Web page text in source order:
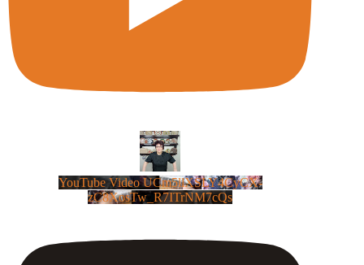
YouTube Video UCm5llXSLY4CyCX-
zC8XosTw_R7ITrNM7cQs